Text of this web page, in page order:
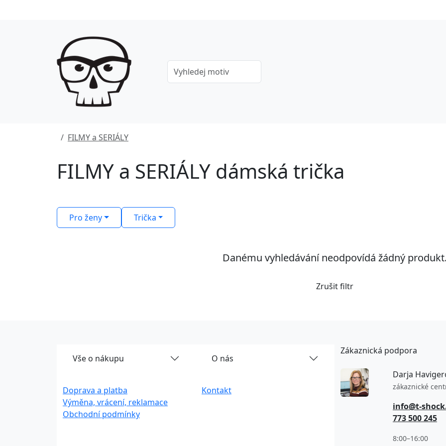
FILMY a SERIÁLY
FILMY a SERIÁLY dámská trička
Pro ženy Trička
Danému vyhledávání neodpovídá žádný produkt.
Zrušit filtr
Vše o nákupu
Doprava a platba
Výměna, vrácení, reklamace
Obchodní podmínky
O nás
Kontakt
Zákaznická podpora
Darja
zákaznické
info@t-
773 500 245
8:00–16:00